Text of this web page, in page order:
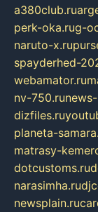
a380club.ru
perk-oka.rug-
naruto-x.ru
spayderhed-
webamator.ru
nv-750.ru
dizfiles.ru
planeta-
matrasy-
dotcustoms.ru
narasimha.ru
newsplain.ru